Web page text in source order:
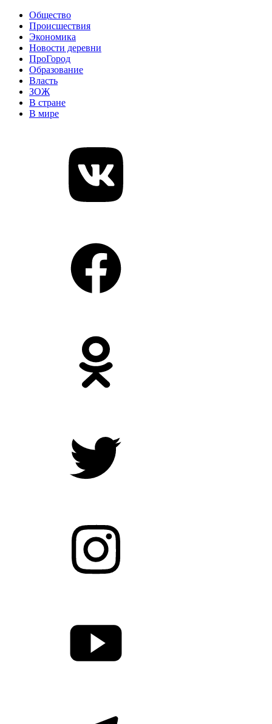
Общество
Происшествия
Экономика
Новости деревни
ПроГород
Образование
Власть
ЗОЖ
В стране
В мире